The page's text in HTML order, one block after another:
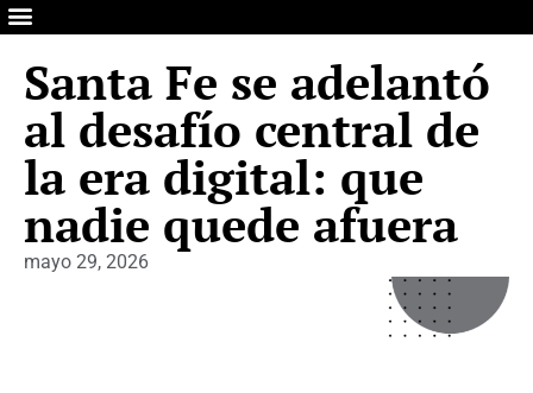
Santa Fe se adelantó
al desafío central de
la era digital: que
nadie quede afuera
mayo 29, 2026